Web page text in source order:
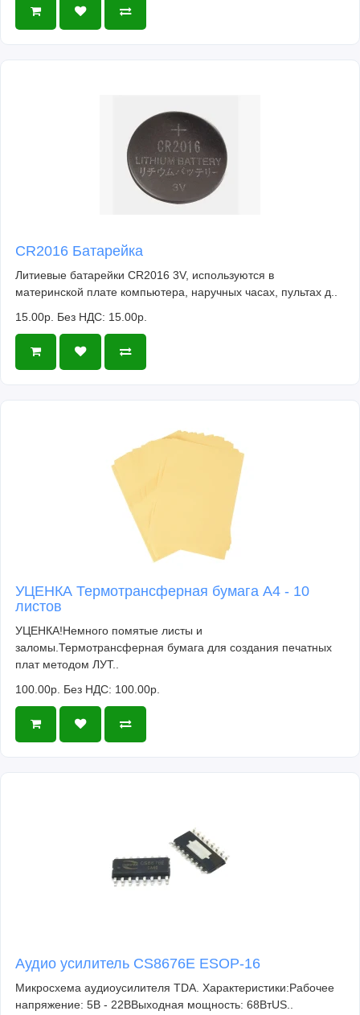
CR2016 Батарейка
Литиевые батарейки CR2016 3V, используются в
материнской плате компьютера, наручных часах, пультах д..
15.00р. Без НДС: 15.00р.
УЦЕНКА Термотрансферная бумага А4 - 10
листов
УЦЕНКА!Немного помятые листы и
заломы.Термотрансферная бумага для создания печатных
плат методом ЛУТ..
100.00р. Без НДС: 100.00р.
Аудио усилитель CS8676E ESOP-16
Микросхема аудиоусилителя TDA. Характеристики:Рабочее
напряжение: 5В - 22ВВыходная мощность: 68ВтUS..